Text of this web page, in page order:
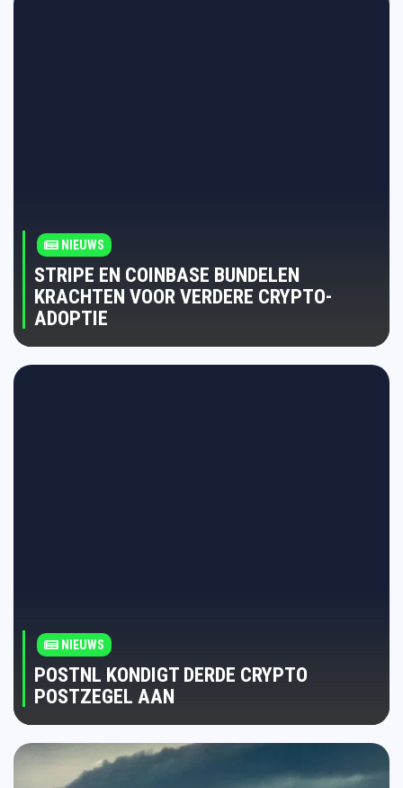
NIEUWS
STRIPE EN COINBASE BUNDELEN
KRACHTEN VOOR VERDERE CRYPTO-
ADOPTIE
NIEUWS
POSTNL KONDIGT DERDE CRYPTO
POSTZEGEL AAN